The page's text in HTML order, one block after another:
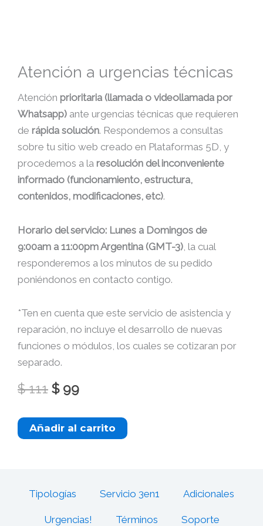
Atención a urgencias técnicas
Atención prioritaria (llamada o videollamada por
Whatsapp) ante urgencias técnicas que requieren
de rápida solución. Respondemos a consultas
sobre tu sitio web creado en Plataformas 5D, y
procedemos a la resolución del inconveniente
informado (funcionamiento, estructura,
contenidos, modificaciones, etc).
Horario del servicio: Lunes a Domingos de
9:00am a 11:00pm Argentina (GMT-3) , la cual
responderemos a los minutos de su pedido
poniéndonos en contacto contigo.
*Ten en cuenta que este servicio de asistencia y
reparación, no incluye el desarrollo de nuevas
funciones o módulos, los cuales se cotizaran por
separado.
$111 El
original
era:
$99El
actual
es:
Atención
a
cantidad
Añadir al carrito
Tipologías Servicio 3en1 Adicionales
Urgencias! Términos Soporte